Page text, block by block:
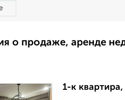
о продаже, аренде
1-к